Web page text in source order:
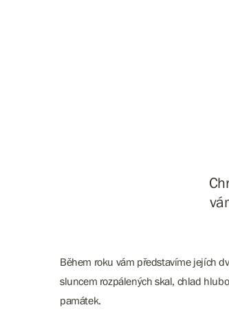
Během roku vám představíme jejích
sluncem rozpálených skal, chlad
památek.